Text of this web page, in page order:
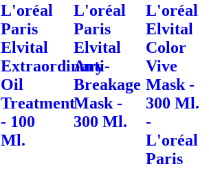
L'oréal
Paris
Elvital
Extraordinary
Oil
Treatment
- 100
Ml.
L'oréal
Paris
Elvital
Anti-
Breakage
Mask -
300 Ml.
L'oréal
Elvital
Color
Vive
Mask -
300 Ml.
-
L'oréal
Paris